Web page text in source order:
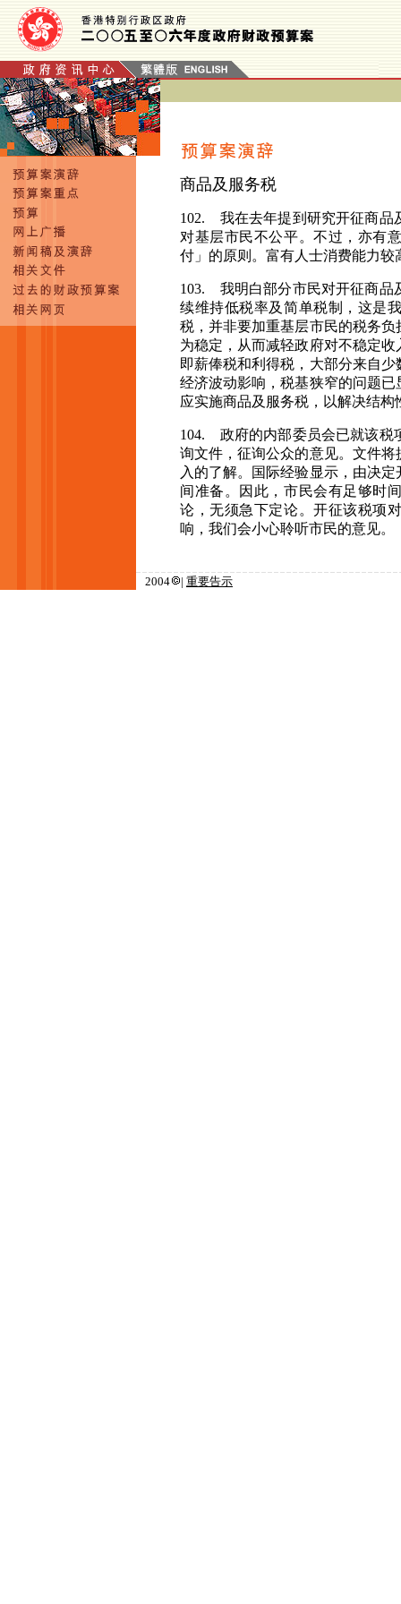
商品及服务税
102. 我在去年提到研究开征商品
对基层市民不公平。不过，亦有
付」的原则。富有人士消费能力
103. 我明白部分市民对开征商品
续维持低税率及简单税制，这是
税，并非要加重基层市民的税务
为稳定，从而减轻政府对不稳定
即薪俸税和利得税，大部分来自
经济波动影响，税基狭窄的问题
应实施商品及服务税，以解决结构
104. 政府的内部委员会已就该税
询文件，征询公众的意见。文件
入的了解。国际经验显示，由决
间准备。因此，市民会有足够时
论，无须急下定论。开征该税项
响，我们会小心聆听市民的意见。
2004 | 重要告示